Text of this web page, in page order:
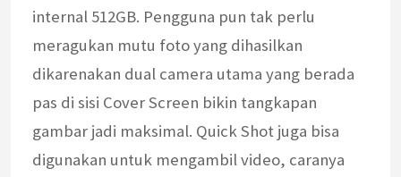
internal 512GB. Pengguna pun tak perlu
meragukan mutu foto yang dihasilkan
dikarenakan dual camera utama yang berada
pas di sisi Cover Screen bikin tangkapan
gambar jadi maksimal. Quick Shot juga bisa
digunakan untuk mengambil video, caranya